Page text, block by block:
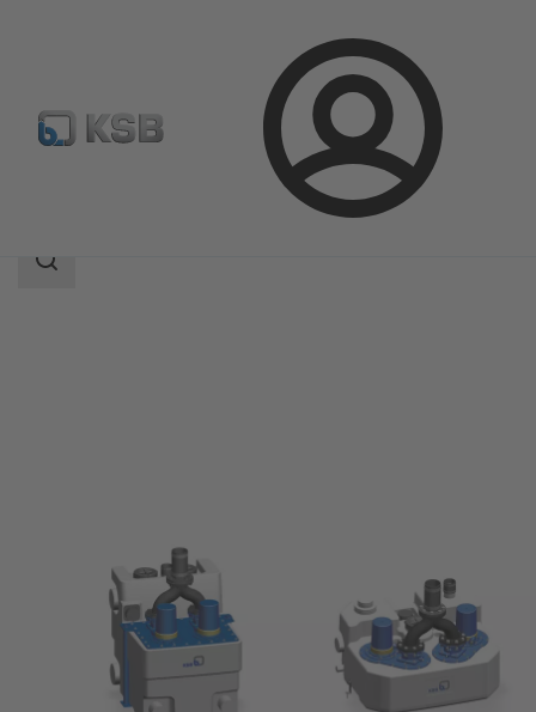
Aanmelding
Productcatalogus Compacta
Zoekgebied